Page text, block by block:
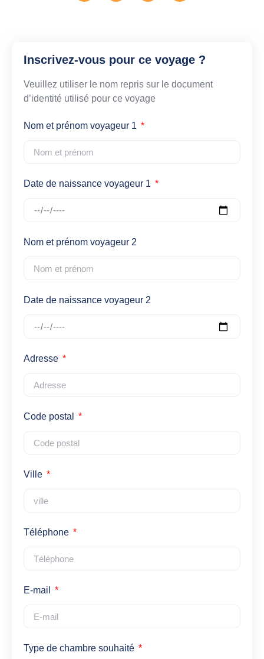
Inscrivez-vous pour ce voyage ?
Veuillez utiliser le nom repris sur le document
d’identité utilisé pour ce voyage
Nom et prénom voyageur 1
Date de naissance voyageur 1
Nom et prénom voyageur 2
Date de naissance voyageur 2
Adresse
Code postal
Ville
Téléphone
E-mail
Type de chambre souhaité